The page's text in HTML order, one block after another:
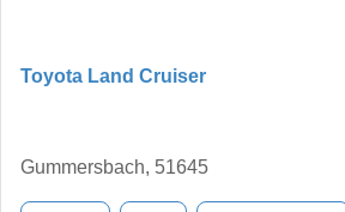
Toyota Land Cruiser
Gummersbach, 51645